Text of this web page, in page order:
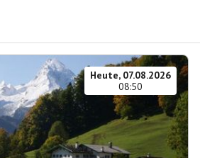
Heute, 07.08.2026
08:50